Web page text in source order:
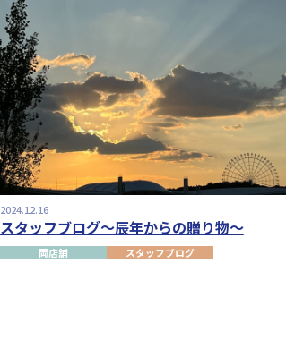
2024.12.16
スタッフブログ～辰年からの贈り物～
両店舗 スタッフブログ